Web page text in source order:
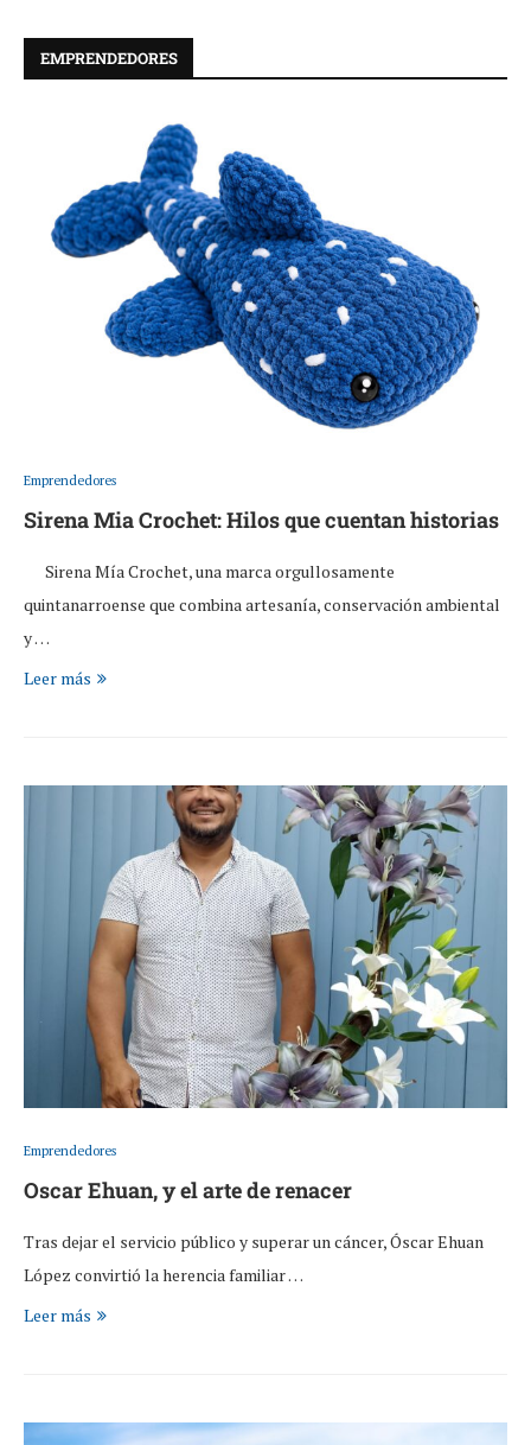
EMPRENDEDORES
Emprendedores
Sirena Mia Crochet: Hilos que cuentan historias
Sirena Mía Crochet, una marca orgullosamente
quintanarroense que combina artesanía, conservación ambiental
y …
Leer más
Emprendedores
Oscar Ehuan, y el arte de renacer
Tras dejar el servicio público y superar un cáncer, Óscar Ehuan
López convirtió la herencia familiar …
Leer más